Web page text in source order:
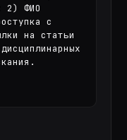
2) ФИО
с
на статьи